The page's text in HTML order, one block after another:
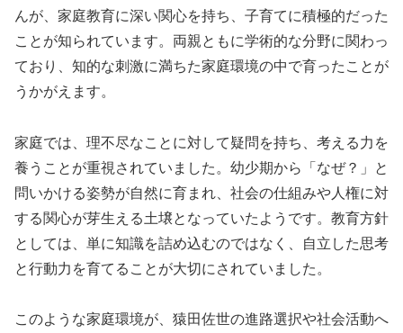
んが、家庭教育に深い関心を持ち、子育てに積極的だった
ことが知られています。両親ともに学術的な分野に関わっ
ており、知的な刺激に満ちた家庭環境の中で育ったことが
うかがえます。
家庭では、理不尽なことに対して疑問を持ち、考える力を
養うことが重視されていました。幼少期から「なぜ？」と
問いかける姿勢が自然に育まれ、社会の仕組みや人権に対
する関心が芽生える土壌となっていたようです。教育方針
としては、単に知識を詰め込むのではなく、自立した思考
と行動力を育てることが大切にされていました。
このような家庭環境が、猿田佐世の進路選択や社会活動へ